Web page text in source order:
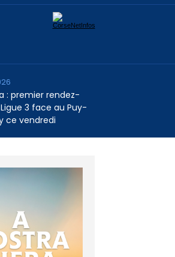
: premier rendez-
3 face au Puy-
ce vendredi